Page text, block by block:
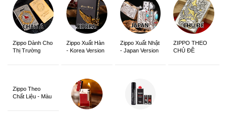
Zippo Dành Cho
Thị Trường
Zippo Xuất Hàn
- Korea Version
Zippo Xuất Nhật
- Japan Version
ZIPPO THEO
CHỦ ĐỀ
Zippo Theo
Chất Liệu - Màu